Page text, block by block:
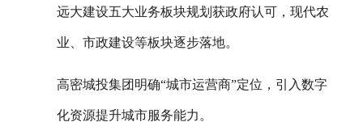
远大建设五大业务板块规划获政府认可，现代农
业、市政建设等板块逐步落地。
高密城投集团明确“城市运营商”定位，引入数字
化资源提升城市服务能力。